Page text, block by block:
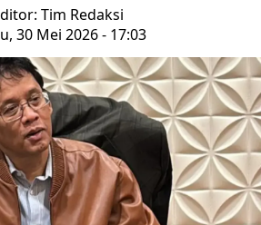
Tim Redaksi
30 Mei 2026 - 17:03